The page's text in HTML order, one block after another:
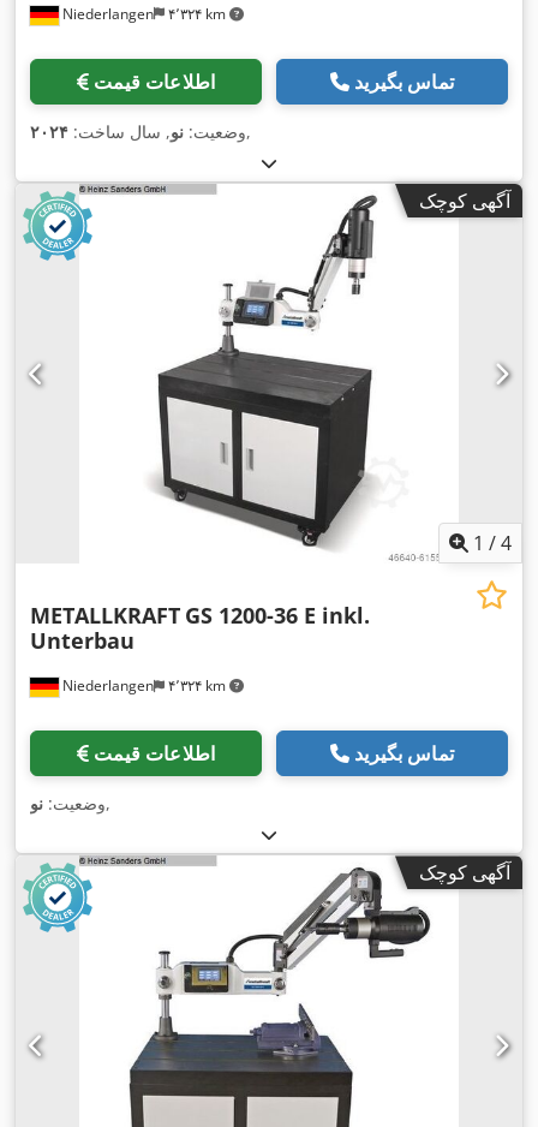
Niederlangen ۴٬۳۲۴ km
اطلاعات قیمت تماس بگیرید
وضعیت: نو, سال ساخت: ۲۰۲۴ ,
آگهی کوچک
1 /4
Niederlangen ۴٬۳۲۴ km
METALLKRAFT GS 1200-36 E inkl.
Unterbau
اطلاعات قیمت تماس بگیرید
وضعیت: نو ,
آگهی کوچک